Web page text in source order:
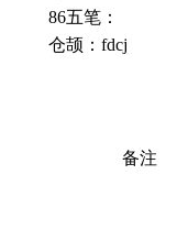
86五笔：
仓颉：fdcj
备注